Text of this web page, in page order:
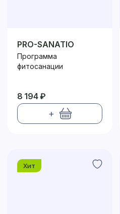
PRO-SANATIO
Программа
фитосанации
8 194 ₽
+
Хит